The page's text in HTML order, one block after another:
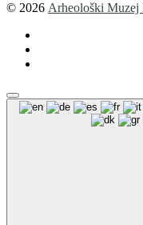
© 2026 Arheološki Muzej